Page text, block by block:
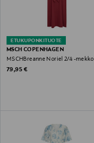
ETUKUPONKITUOTE
MSCH COPENHAGEN
MSCHBreanne Noriel 2/4 -mekko
Original Price
79,95 €